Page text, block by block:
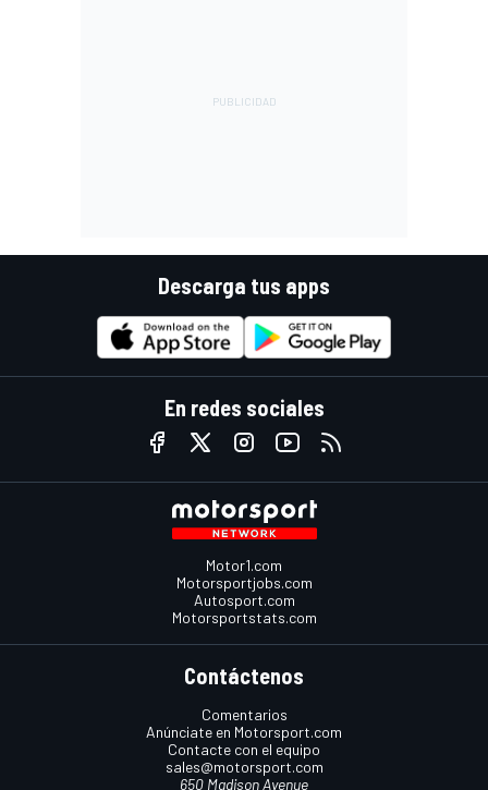
Descarga tus apps
En redes sociales
Motor1.com
Motorsportjobs.com
Autosport.com
Motorsportstats.com
Contáctenos
Comentarios
Anúnciate en Motorsport.com
Contacte con el equipo
sales@motorsport.com
650 Madison Avenue